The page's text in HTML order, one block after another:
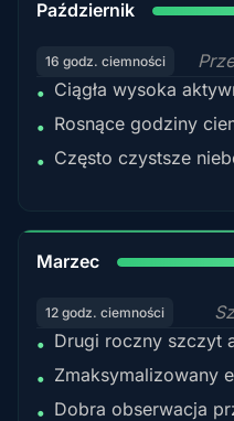
Październik
16 godz. ciemności
• Ciągła wysoka
• Rosnące godziny
• Często czystsze
Marzec
12 godz. ciemności
• Drugi roczny szczyt
• Zmaksymalizowany
• Dobra obserwacja